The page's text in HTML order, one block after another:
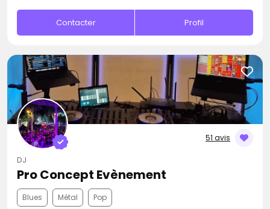
Contacter Profil
51 avis
DJ
Pro Concept Evènement
Blues Métal Pop